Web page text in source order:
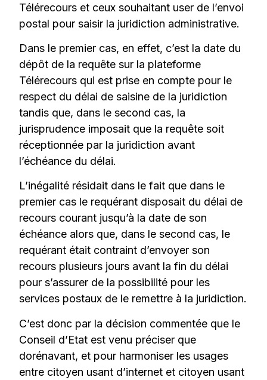
Télérecours et ceux souhaitant user de l’envoi
postal pour saisir la juridiction administrative.
Dans le premier cas, en effet, c’est la date du
dépôt de la requête sur la plateforme
Télérecours qui est prise en compte pour le
respect du délai de saisine de la juridiction
tandis que, dans le second cas, la
jurisprudence imposait que la requête soit
réceptionnée par la juridiction avant
l’échéance du délai.
L’inégalité résidait dans le fait que dans le
premier cas le requérant disposait du délai de
recours courant jusqu’à la date de son
échéance alors que, dans le second cas, le
requérant était contraint d’envoyer son
recours plusieurs jours avant la fin du délai
pour s’assurer de la possibilité pour les
services postaux de le remettre à la juridiction.
C’est donc par la décision commentée que le
Conseil d’Etat est venu préciser que
dorénavant, et pour harmoniser les usages
entre citoyen usant d’internet et citoyen usant